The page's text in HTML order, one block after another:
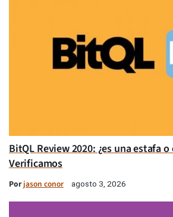
BitQL Review 2020: ¿es una estafa
Verificamos
Porjason conor agosto 3, 2026